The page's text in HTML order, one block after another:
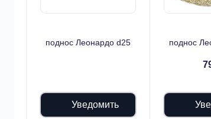
поднос Леонардо d25
Уведомить
поднос